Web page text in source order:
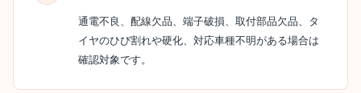
通電不良、配線欠品、端子破損、取付部品欠品、タ
イヤのひび割れや硬化、対応車種不明がある場合は
確認対象です。